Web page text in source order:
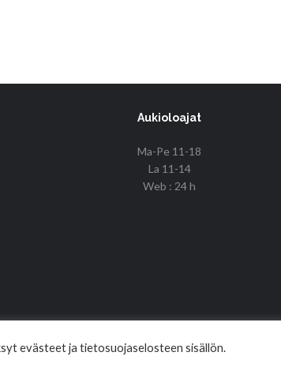
Aukioloajat
Ma-Pe 11-18
La 11-14
Web : 24 h
© Copyright 2017 Fin Budo Best | Golden Tiger
evästeet ja tietosuojaselosteen sisällön.